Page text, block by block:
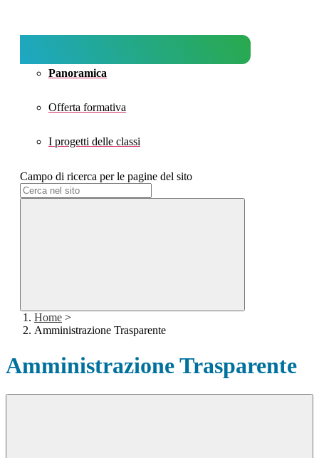
Panoramica
Offerta formativa
I progetti delle classi
Campo di ricerca per le pagine del sito
Home >
Amministrazione Trasparente
Amministrazione Trasparente